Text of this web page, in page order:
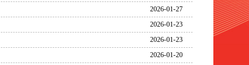
2026-01-27
2026-01-23
2026-01-23
2026-01-20